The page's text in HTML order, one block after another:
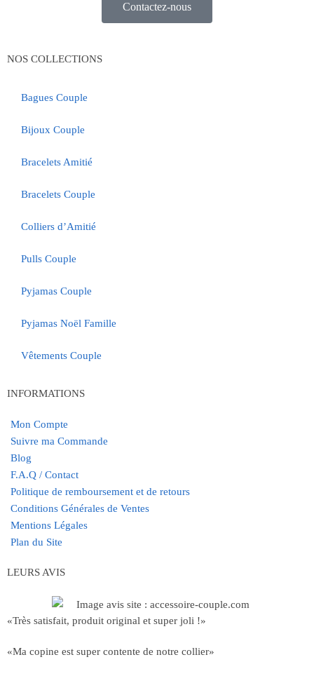
Contactez-nous
NOS COLLECTIONS
Bagues Couple
Bijoux Couple
Bracelets Amitié
Bracelets Couple
Colliers d’Amitié
Pulls Couple
Pyjamas Couple
Pyjamas Noël Famille
Vêtements Couple
INFORMATIONS
Mon Compte
Suivre ma Commande
Blog
F.A.Q / Contact
Politique de remboursement et de retours
Conditions Générales de Ventes
Mentions Légales
Plan du Site
LEURS AVIS
«Très satisfait, produit original et super joli !»
«Ma copine est super contente de notre collier»